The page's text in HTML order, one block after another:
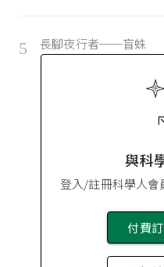
5 長腳夜行者──盲蛛
與科
登入/註冊科學人會
付費